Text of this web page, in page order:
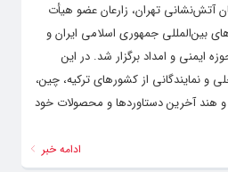
آتش‌نشانی تهران، زارعان عضو هیأت
بین‌المللی جمهوری اسلامی ایران و
ایمنی و امداد برگزار شد. در این
۹۰ شرکت داخلی و نمایندگانی از کشورهای ترکیه، چین،
و هند آخرین دستاوردها و محصولات خود
ادامه خبر